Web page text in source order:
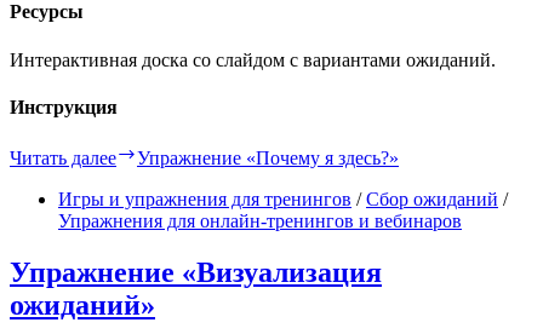
Ресурсы
Интерактивная доска со слайдом с вариантами ожиданий.
Инструкция
Читать далее
Упражнение «Почему я здесь?»
Игры и упражнения для тренингов /Сбор ожиданий /
Упражнения для онлайн-тренингов и вебинаров
Упражнение «Визуализация
ожиданий»